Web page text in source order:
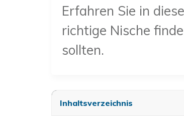
Erfahren Sie in
richtige Nische
sollten.
Inhaltsverzeichnis